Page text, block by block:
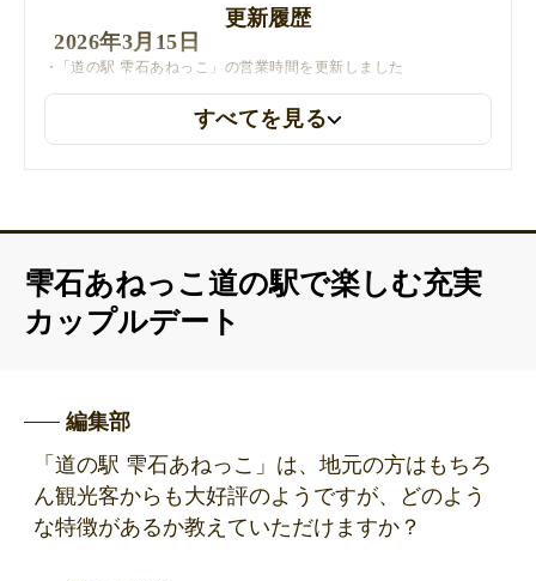
更新履歴
2026年3月15日
「道の駅 雫石あねっこ」の営業時間を更新しました
すべてを見る
雫石あねっこ道の駅で楽しむ充実
カップルデート
編集部
「道の駅 雫石あねっこ」は、地元の方はもちろ
ん観光客からも大好評のようですが、どのよう
な特徴があるか教えていただけますか？